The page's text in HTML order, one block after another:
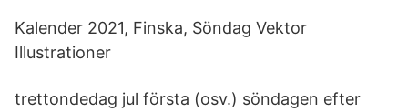
Kalender 2021, Finska, Söndag Vektor
Illustrationer
trettondedag jul första (osv.) söndagen efter